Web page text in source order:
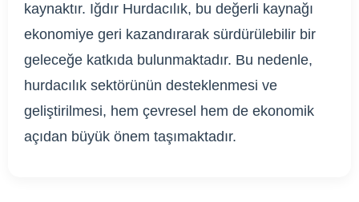
kaynaktır. Iğdır Hurdacılık, bu değerli kaynağı
ekonomiye geri kazandırarak sürdürülebilir bir
geleceğe katkıda bulunmaktadır. Bu nedenle,
hurdacılık sektörünün desteklenmesi ve
geliştirilmesi, hem çevresel hem de ekonomik
açıdan büyük önem taşımaktadır.